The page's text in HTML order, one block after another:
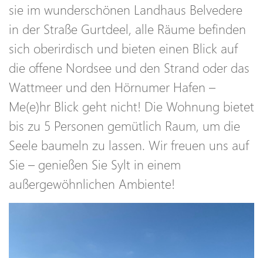
sie im wunderschönen Landhaus Belvedere
in der Straße Gurtdeel, alle Räume befinden
sich oberirdisch und bieten einen Blick auf
die offene Nordsee und den Strand oder das
Wattmeer und den Hörnumer Hafen –
Me(e)hr Blick geht nicht! Die Wohnung bietet
bis zu 5 Personen gemütlich Raum, um die
Seele baumeln zu lassen. Wir freuen uns auf
Sie – genießen Sie Sylt in einem
außergewöhnlichen Ambiente!